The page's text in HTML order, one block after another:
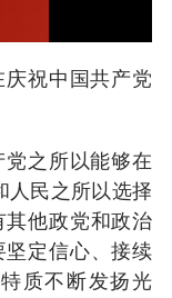
祝中国共产党
之所以能够在
人民之所以选择
他政党和政治
定信心、接续
质不断发扬光